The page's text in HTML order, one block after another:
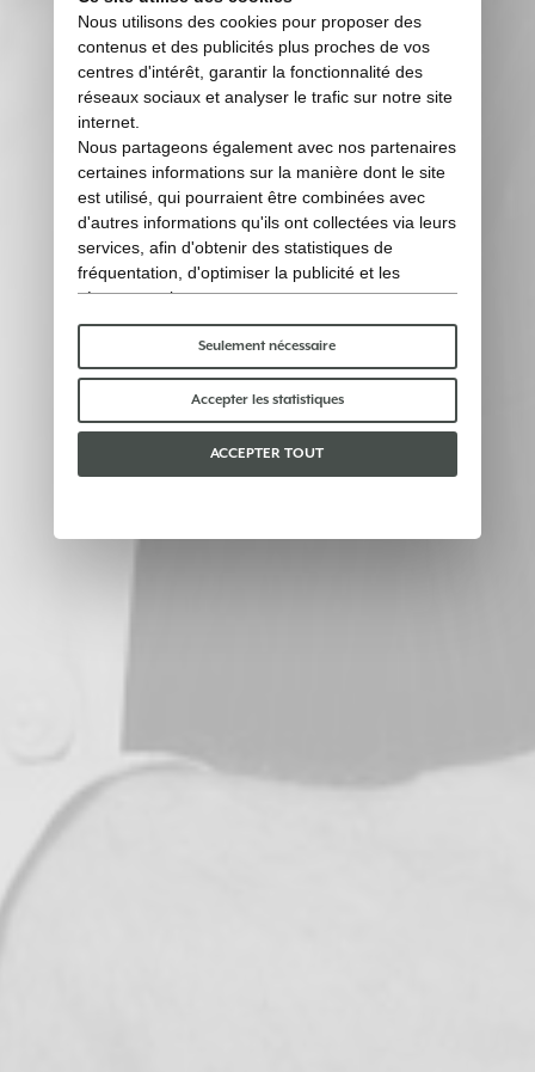
Nous utilisons des cookies pour proposer des
contenus et des publicités plus proches de vos
centres d'intérêt, garantir la fonctionnalité des
réseaux sociaux et analyser le trafic sur notre site
internet.
Nous partageons également avec nos partenaires
certaines informations sur la manière dont le site
est utilisé, qui pourraient être combinées avec
d'autres informations qu'ils ont collectées via leurs
services, afin d'obtenir des statistiques de
fréquentation, d'optimiser la publicité et les
réseaux sociaux.
Certains cookies « techniques » sont
indispensables au bon fonctionnement du site et
ne traitent ni ne partagent aucune donnée
personnelle avec des tiers. Pour en savoir plus,
vous pouvez consulter notrepolitique en matière
Veuillez choisir les cookies que vous acceptez :
Seulement nécessaire
Accepter les statistiques
ACCEPTER TOUT